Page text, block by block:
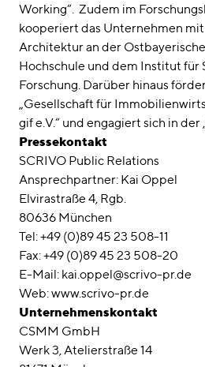
Working“. Zudem im
kooperiert das Unternehmen
Architektur an der
Hochschule und dem Institut für
Forschung. Darüber hinaus
„Gesellschaft für
gif e.V.“ und engagiert sich in
Pressekontakt
SCRIVO Public Relations
Ansprechpartner: Kai Oppel
Elvirastraße 4, Rgb.
80636 München
Tel: +49 (0)89 45 23 508-11
Fax: +49 (0)89 45 23 508-20
E-Mail: kai.oppel@scrivo-pr.de
Web: www.scrivo-pr.de
Unternehmenskontakt
CSMM GmbH
Werk 3, Atelierstraße 14